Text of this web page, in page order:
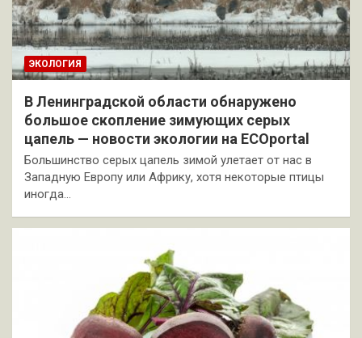
ЭКОЛОГИЯ
В Ленинградской области обнаружено
большое скопление зимующих серых
цапель — новости экологии на ECOportal
Большинство серых цапель зимой улетает от нас в
Западную Европу или Африку, хотя некоторые птицы
иногда…